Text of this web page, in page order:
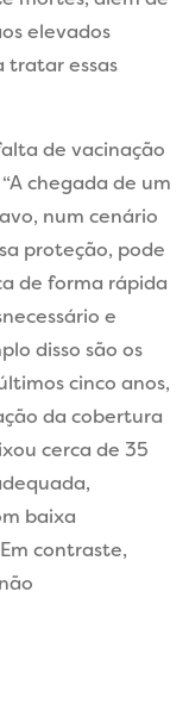
elevados
tratar essas
de vacinação
chegada de um
num cenário
proteção, pode
de forma rápida
e
disso são os
cinco anos,
da cobertura
cerca de 35
baixa
contraste,